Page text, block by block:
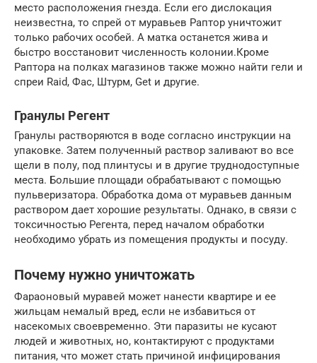
место расположения гнезда. Если его дислокация
неизвестна, то спрей от муравьев Раптор уничтожит
только рабочих особей. А матка останется жива и
быстро восстановит численность колонии.Кроме
Раптора на полках магазинов также можно найти гели и
спреи Raid, Фас, Штурм, Get и другие.
Гранулы Регент
Гранулы растворяются в воде согласно инструкции на
упаковке. Затем полученный раствор заливают во все
щели в полу, под плинтусы и в другие труднодоступные
места. Большие площади обрабатывают с помощью
пульверизатора. Обработка дома от муравьев данным
раствором дает хорошие результаты. Однако, в связи с
токсичностью Регента, перед началом обработки
необходимо убрать из помещения продукты и посуду.
Почему нужно уничтожать
Фараоновый муравей может нанести квартире и ее
жильцам немалый вред, если не избавиться от
насекомых своевременно. Эти паразиты не кусают
людей и животных, но, контактируют с продуктами
питания, что может стать причиной инфицирования